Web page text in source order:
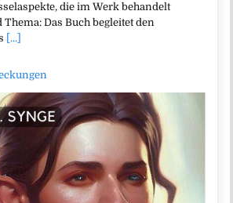
die im Werk behandelt
Das Buch begleitet den
[...]